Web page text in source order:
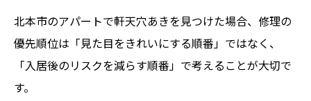
北本市のアパートで軒天穴あきを見つけた場合、修理の
優先順位は「見た目をきれいにする順番」ではなく、
「入居後のリスクを減らす順番」で考えることが大切で
す。